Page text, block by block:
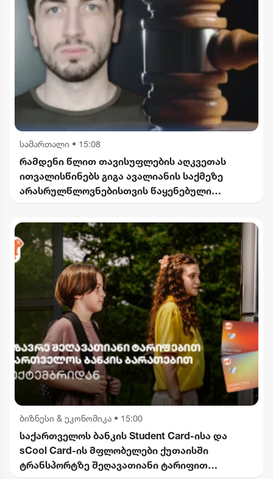
სამართალი • 15:08
რამდენი წლით თავისუფლების აღკვეთას
ითვალისწინებს გიგა ავალიანის საქმეზე
არასრულწლოვნებისთვის წაყენებული
ბიზნესი & ეკონომიკა • 15:00
საქართველოს ბანკის Student Card-ისა და
sCool Card-ის მფლობელები ქუთაისში
ტრანსპორტზე შეღავათიანი ტარიფით